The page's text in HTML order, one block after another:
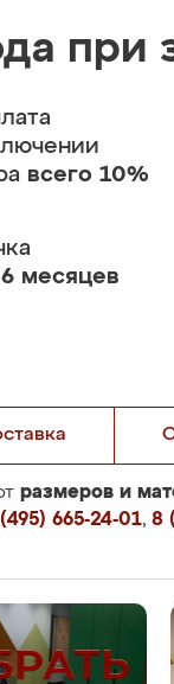
при
всего 10%
месяцев
размеров и
665-24-01, 8